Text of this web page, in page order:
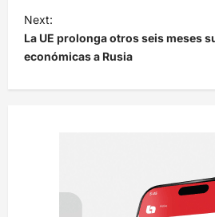
v
e
g
a
Next:
La UE prolonga otros seis meses
económicas a Rusia